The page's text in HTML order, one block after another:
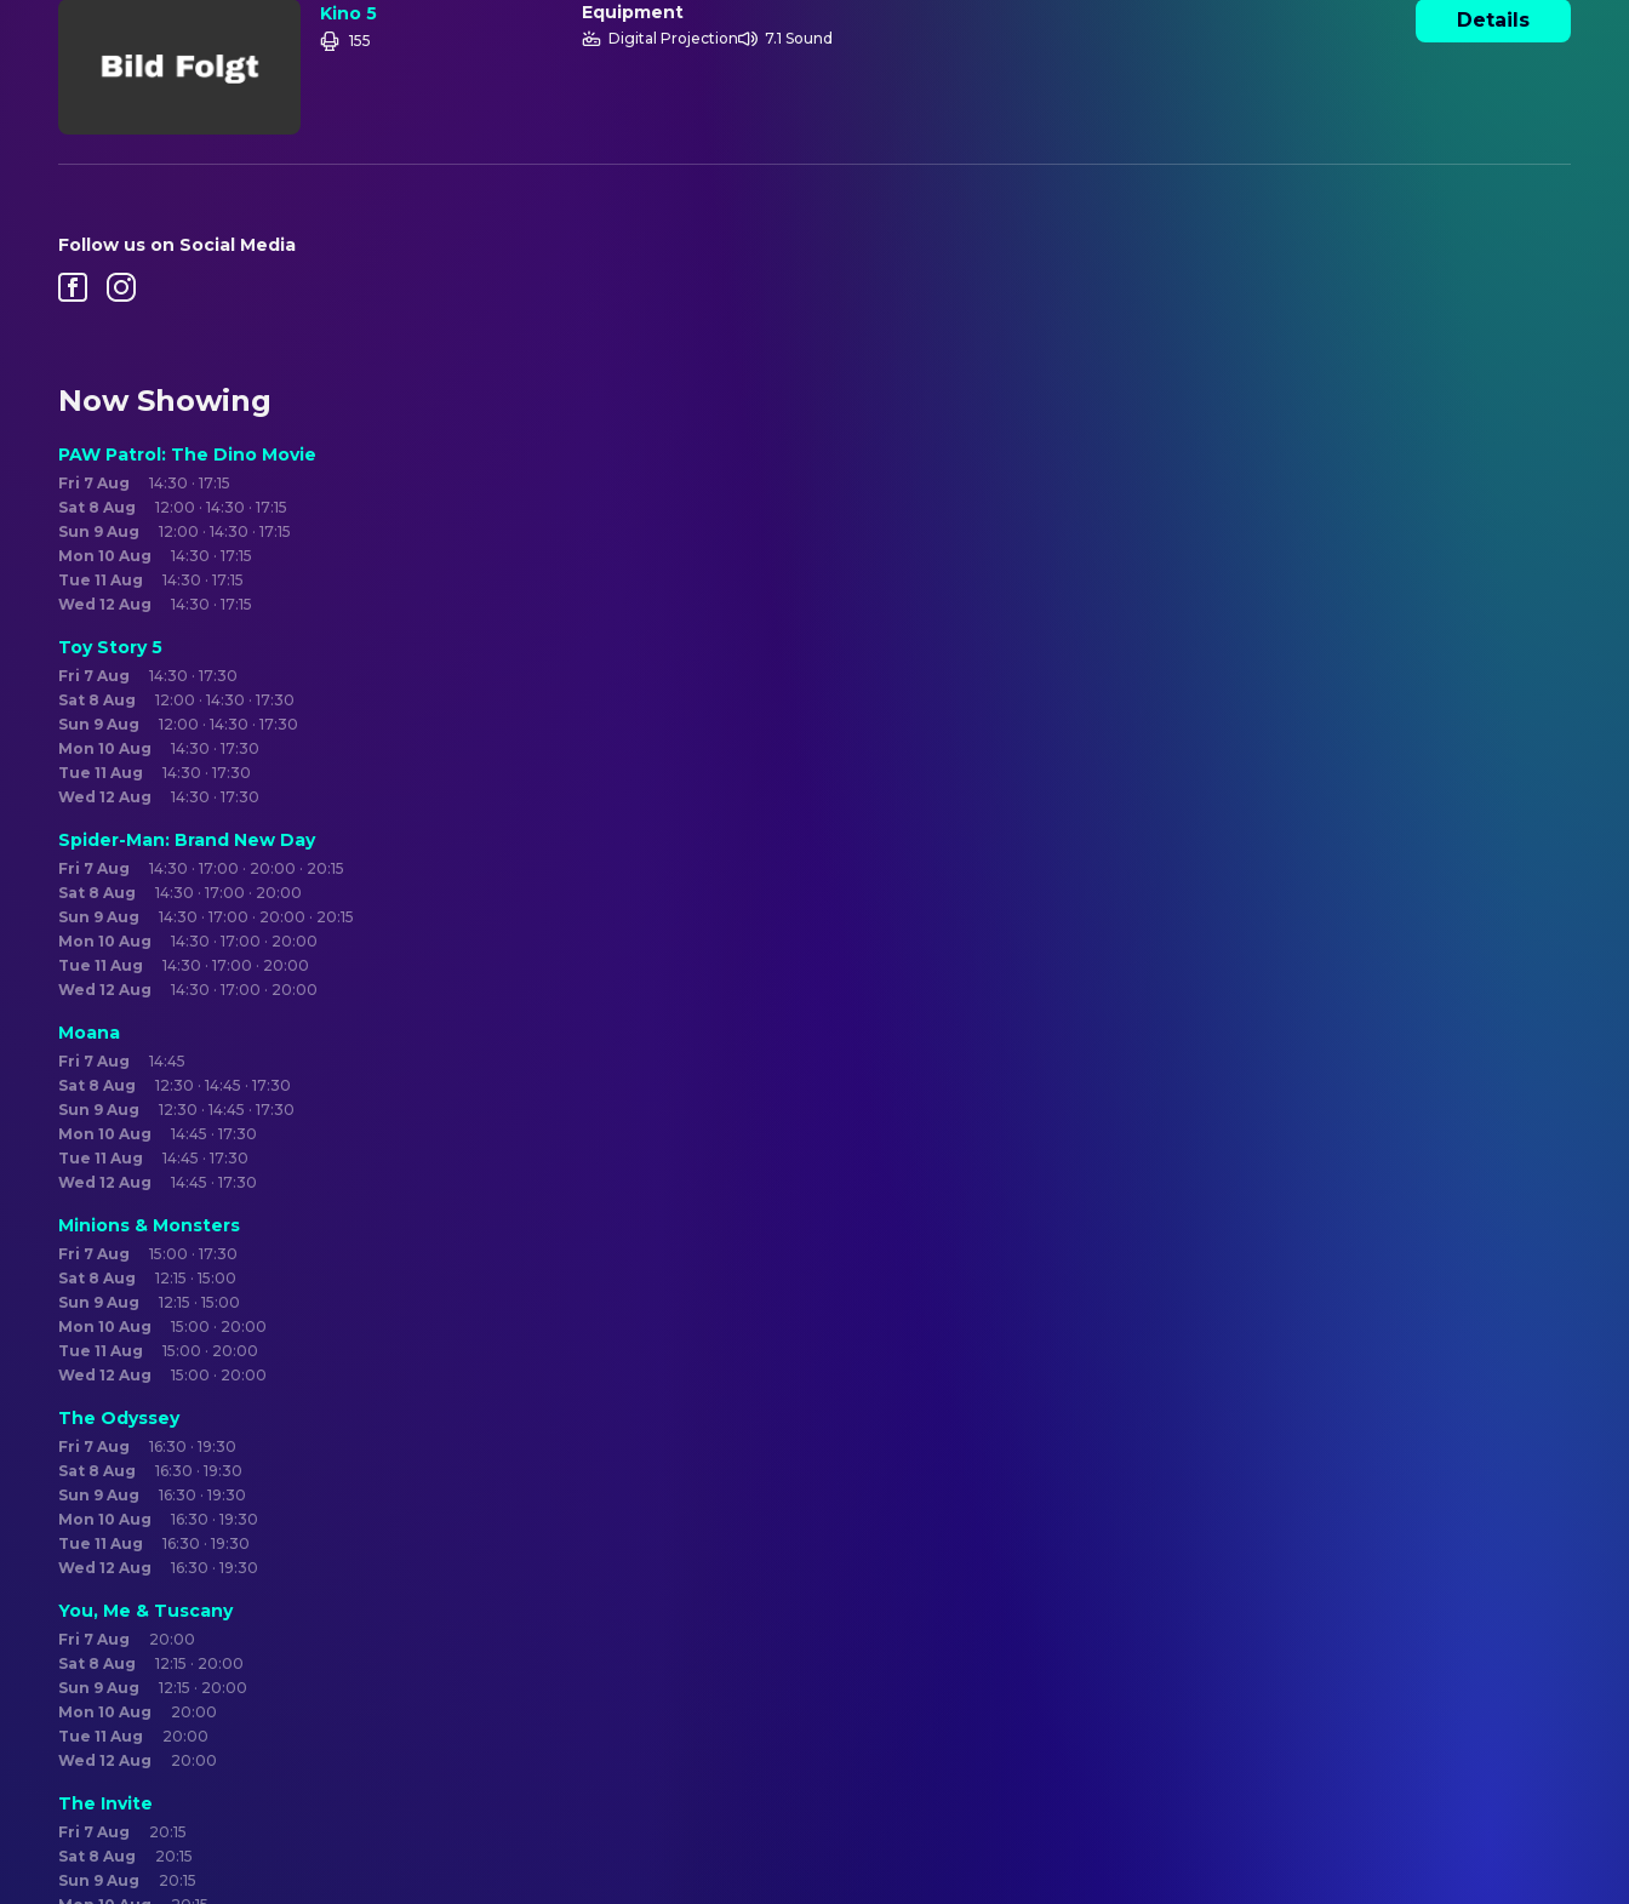
Kino 5
155
Equipment
Digital Projection 7.1 Sound
Details
Follow us on Social Media
Now Showing
PAW Patrol: The Dino Movie
Fri 7 Aug
14:30 · 17:15
Sat 8 Aug
12:00 · 14:30 · 17:15
Sun 9 Aug
12:00 · 14:30 · 17:15
Mon 10 Aug
14:30 · 17:15
Tue 11 Aug
14:30 · 17:15
Wed 12 Aug
14:30 · 17:15
Toy Story 5
Fri 7 Aug
14:30 · 17:30
Sat 8 Aug
12:00 · 14:30 · 17:30
Sun 9 Aug
12:00 · 14:30 · 17:30
Mon 10 Aug
14:30 · 17:30
Tue 11 Aug
14:30 · 17:30
Wed 12 Aug
14:30 · 17:30
Spider-Man: Brand New Day
Fri 7 Aug
14:30 · 17:00 · 20:00 · 20:15
Sat 8 Aug
14:30 · 17:00 · 20:00
Sun 9 Aug
14:30 · 17:00 · 20:00 · 20:15
Mon 10 Aug
14:30 · 17:00 · 20:00
Tue 11 Aug
14:30 · 17:00 · 20:00
Wed 12 Aug
14:30 · 17:00 · 20:00
Moana
Fri 7 Aug
14:45
Sat 8 Aug
12:30 · 14:45 · 17:30
Sun 9 Aug
12:30 · 14:45 · 17:30
Mon 10 Aug
14:45 · 17:30
Tue 11 Aug
14:45 · 17:30
Wed 12 Aug
14:45 · 17:30
Minions & Monsters
Fri 7 Aug
15:00 · 17:30
Sat 8 Aug
12:15 · 15:00
Sun 9 Aug
12:15 · 15:00
Mon 10 Aug
15:00 · 20:00
Tue 11 Aug
15:00 · 20:00
Wed 12 Aug
15:00 · 20:00
The Odyssey
Fri 7 Aug
16:30 · 19:30
Sat 8 Aug
16:30 · 19:30
Sun 9 Aug
16:30 · 19:30
Mon 10 Aug
16:30 · 19:30
Tue 11 Aug
16:30 · 19:30
Wed 12 Aug
16:30 · 19:30
You, Me & Tuscany
Fri 7 Aug
20:00
Sat 8 Aug
12:15 · 20:00
Sun 9 Aug
12:15 · 20:00
Mon 10 Aug
20:00
Tue 11 Aug
20:00
Wed 12 Aug
20:00
The Invite
Fri 7 Aug
20:15
Sat 8 Aug
20:15
Sun 9 Aug
20:15